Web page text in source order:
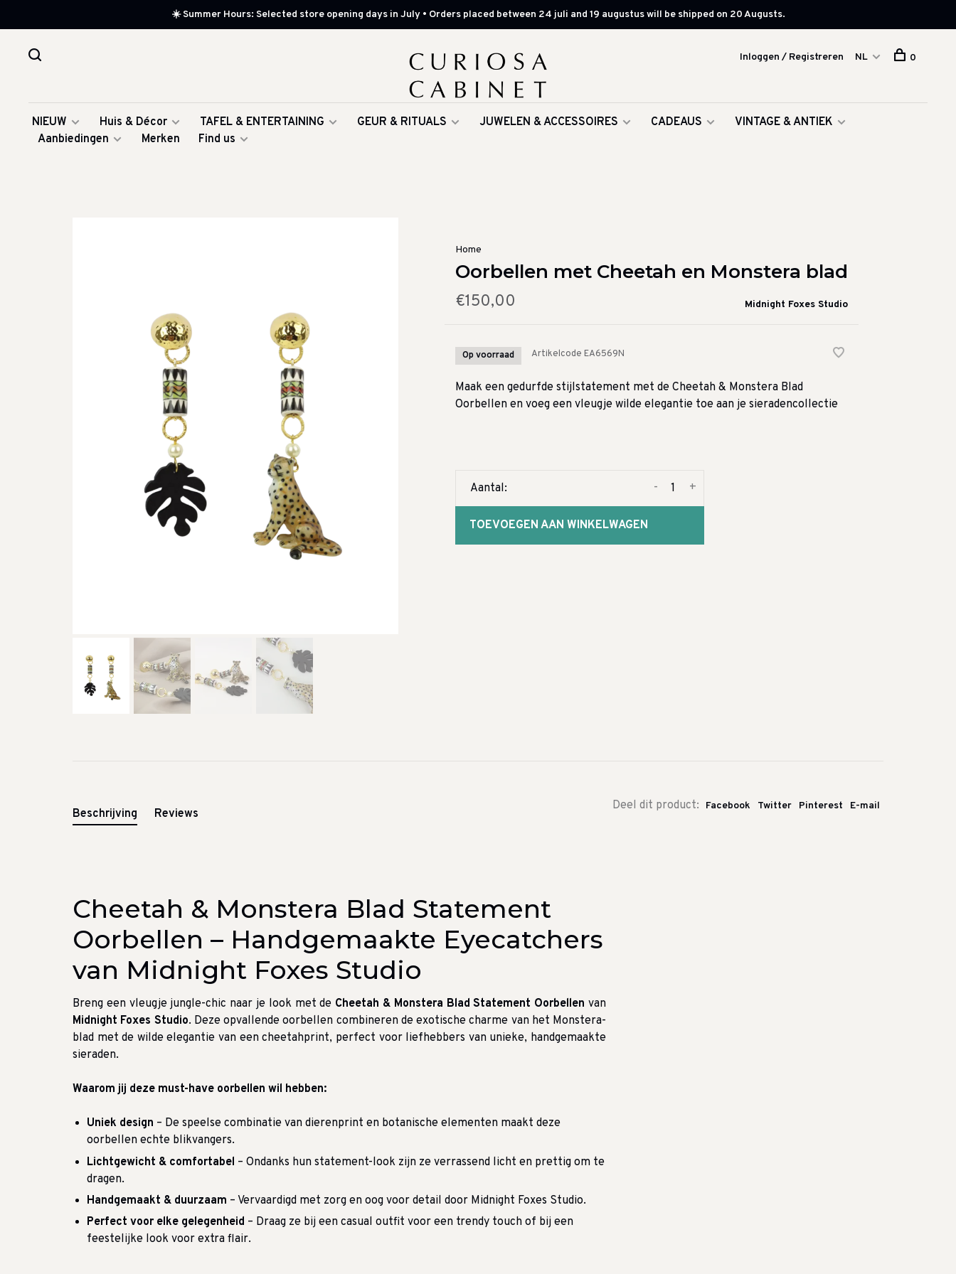
☀️ Summer Hours: Selected store opening days in July • Orders placed between 24 juli and 19 augustus will be shipped on 20 Augusts.
NIEUW Huis & Décor TAFEL & ENTERTAINING GEUR & RITUALS JUWELEN & ACCESSOIRES CADEAUS
VINTAGE & ANTIEK
Aanbiedingen
Merken Find us
Inloggen / Registreren NL 0
Home
Oorbellen met Cheetah en Monstera blad
€150,00 Midnight Foxes Studio
Op voorraad Artikelcode EA6569N
Maak een gedurfde stijlstatement met de Cheetah & Monstera Blad
Oorbellen en voeg een vleugje wilde elegantie toe aan je sieradencollectie
Aantal: +
-
TOEVOEGEN AAN WINKELWAGEN
Deel dit product: Facebook Twitter Pinterest E-mail
Beschrijving Reviews
Cheetah & Monstera Blad Statement
Oorbellen – Handgemaakte Eyecatchers
van Midnight Foxes Studio
Breng een vleugje jungle-chic naar je look met de Cheetah & Monstera Blad Statement Oorbellen van
Midnight Foxes Studio. Deze opvallende oorbellen combineren de exotische charme van het Monstera-
blad met de wilde elegantie van een cheetahprint, perfect voor liefhebbers van unieke, handgemaakte
sieraden.
Waarom jij deze must-have oorbellen wil hebben:
Uniek design – De speelse combinatie van dierenprint en botanische elementen maakt deze
oorbellen echte blikvangers.
Lichtgewicht & comfortabel – Ondanks hun statement-look zijn ze verrassend licht en prettig om te
dragen.
Handgemaakt & duurzaam – Vervaardigd met zorg en oog voor detail door Midnight Foxes Studio.
Perfect voor elke gelegenheid – Draag ze bij een casual outfit voor een trendy touch of bij een
feestelijke look voor extra flair.